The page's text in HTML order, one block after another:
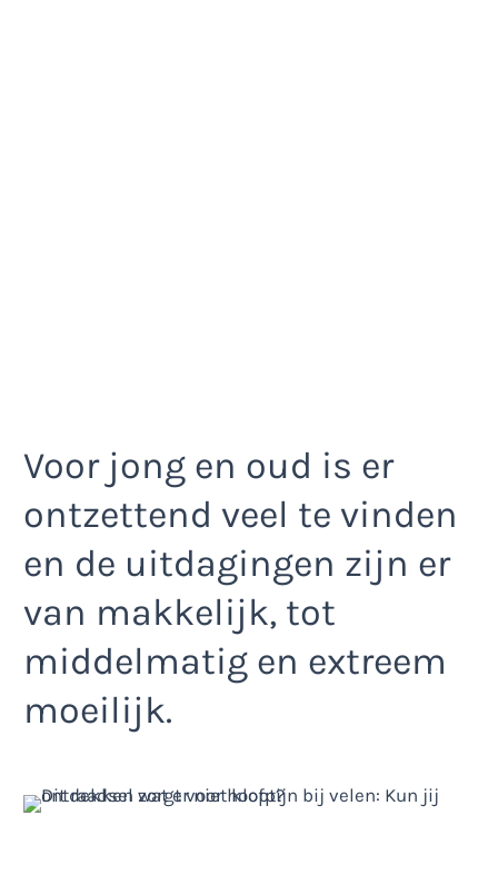
Voor jong en oud is er
ontzettend veel te vinden
en de uitdagingen zijn er
van makkelijk, tot
middelmatig en extreem
moeilijk.